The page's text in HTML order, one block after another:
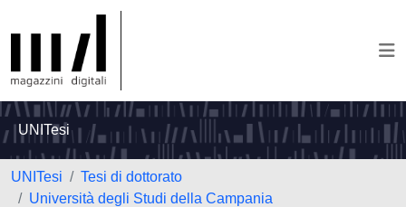
UNITesi
UNITesi
Tesi di dottorato
Università degli Studi della Campania